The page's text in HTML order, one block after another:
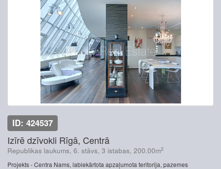
ID: 424537
Izīrē dzīvokli Rīgā, Centrā
Republikas laukums, 6. stāvs, 3 istabas, 200.00m2
Projekts - Centra Nams, labiekārtota apzaļumota teritorija, pazemes